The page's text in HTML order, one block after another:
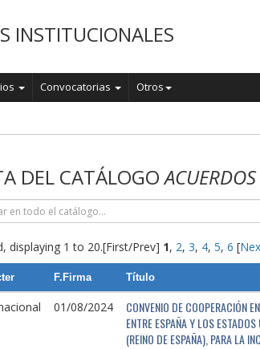
INSTITUCIONALES
Convocatorias Otros
DEL CATÁLOGO
displaying 1 to 20.[First/Prev] 1, 2, 3, 4, 5, 6 [
F.Firma Título
01/08/2024
CONVENIO DE COOPERACIÓN
ENTRE ESPAÑA Y LOS
(REINO DE ESPAÑA), PARA LA